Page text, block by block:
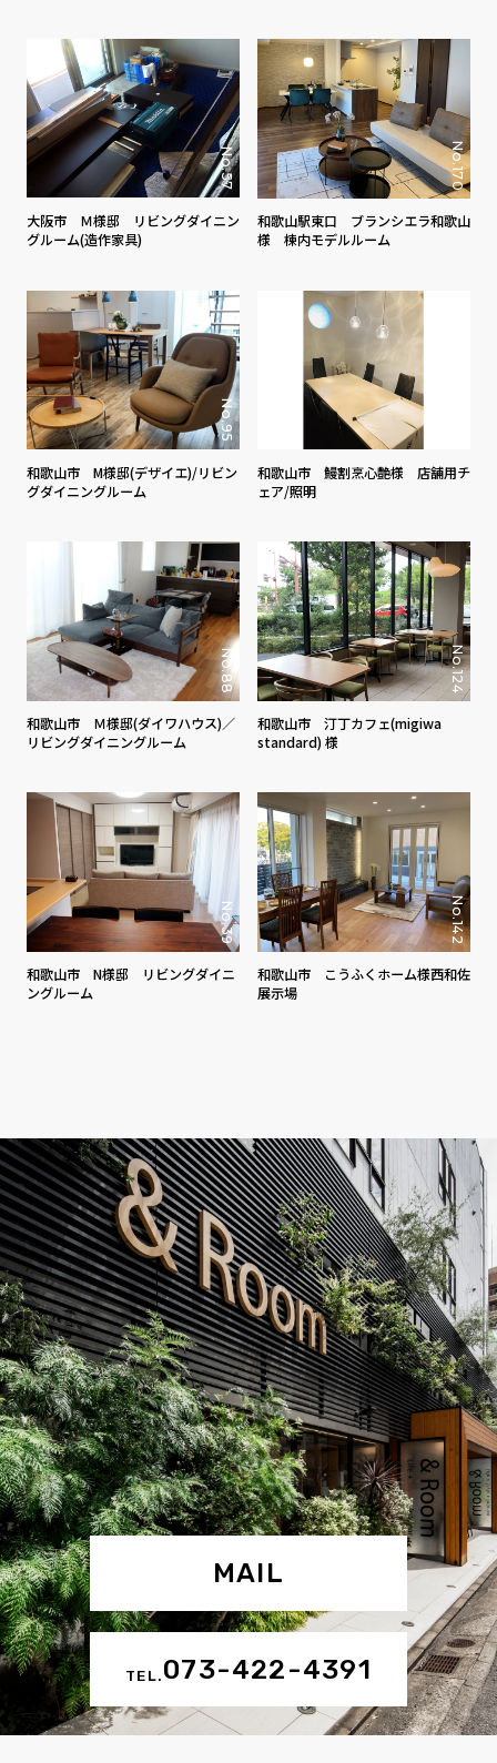
No.57
大阪市 Ｍ様邸 リビングダイニン
グルーム(造作家具)
No.170
和歌山駅東口 ブランシエラ和歌山
様 棟内モデルルーム
No.95
和歌山市 M様邸(デザイエ)/リビン
グダイニングルーム
和歌山市 鰻割烹心艶様 店舗用チ
ェア/照明
No.88
和歌山市 Ｍ様邸(ダイワハウス)／
リビングダイニングルーム
No.124
和歌山市 汀丁カフェ(migiwa
standard) 様
No.39
和歌山市 N様邸 リビングダイニ
ングルーム
No.142
和歌山市 こうふくホーム様西和佐
展示場
MAIL
TEL.073-422-4391